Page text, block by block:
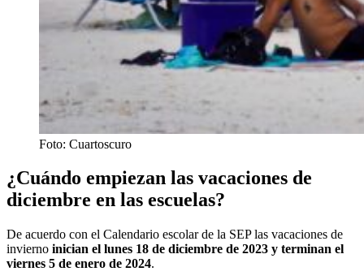
Foto: Cuartoscuro
¿Cuándo empiezan las vacaciones de
diciembre en las escuelas?
De acuerdo con el Calendario escolar de la SEP las vacaciones de
invierno inician el lunes 18 de diciembre de 2023 y terminan el
viernes 5 de enero de 2024.